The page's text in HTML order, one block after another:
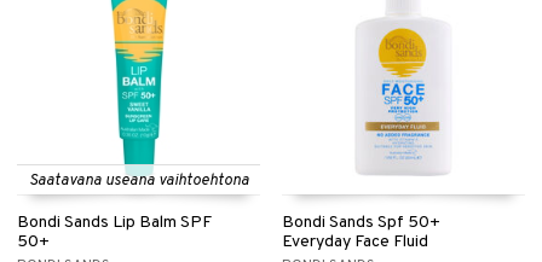
Saatavana useana vaihtoehtona
Bondi Sands Lip Balm SPF
50+
Bondi Sands Spf 50+
Everyday Face Fluid